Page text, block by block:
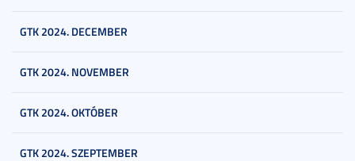
GTK 2024. DECEMBER
GTK 2024. NOVEMBER
GTK 2024. OKTÓBER
GTK 2024. SZEPTEMBER